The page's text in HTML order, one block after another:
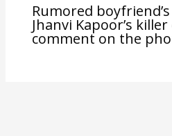
Rumored
Jhanvi Kapoor’s
comment on the